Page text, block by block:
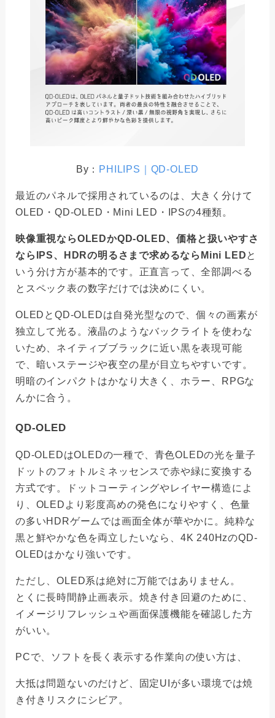
By： PHILIPS｜QD-OLED
最近のパネルで採用されているのは、大きく分けて
OLED・QD-OLED・Mini LED・IPSの4種類。
映像重視ならOLEDかQD-OLED、価格と扱いやすさ
ならIPS、HDRの明るさまで求めるならMini LEDと
いう分け方が基本的です。正直言って、全部調べる
とスペック表の数字だけでは決めにくい。
OLEDとQD-OLEDは自発光型なので、個々の画素が
独立して光る。液晶のようなバックライトを使わな
いため、ネイティブブラックに近い黒を表現可能
で、暗いステージや夜空の星が目立ちやすいです。
明暗のインパクトはかなり大きく、ホラー、RPGな
んかに合う。
QD-OLED
QD-OLEDはOLEDの一種で、青色OLEDの光を量子
ドットのフォトルミネッセンスで赤や緑に変換する
方式です。ドットコーティングやレイヤー構造によ
り、OLEDより彩度高めの発色になりやすく、色量
の多いHDRゲームでは画面全体が華やかに。純粋な
黒と鮮やかな色を両立したいなら、4K 240HzのQD-
OLEDはかなり強いです。
ただし、OLED系は絶対に万能ではありません。
とくに長時間静止画表示。焼き付き回避のために、
イメージリフレッシュや画面保護機能を確認した方
がいい。
PCで、ソフトを長く表示する作業向の使い方は、
大抵は問題ないのだけど、固定UIが多い環境では焼
き付きリスクにシビア。